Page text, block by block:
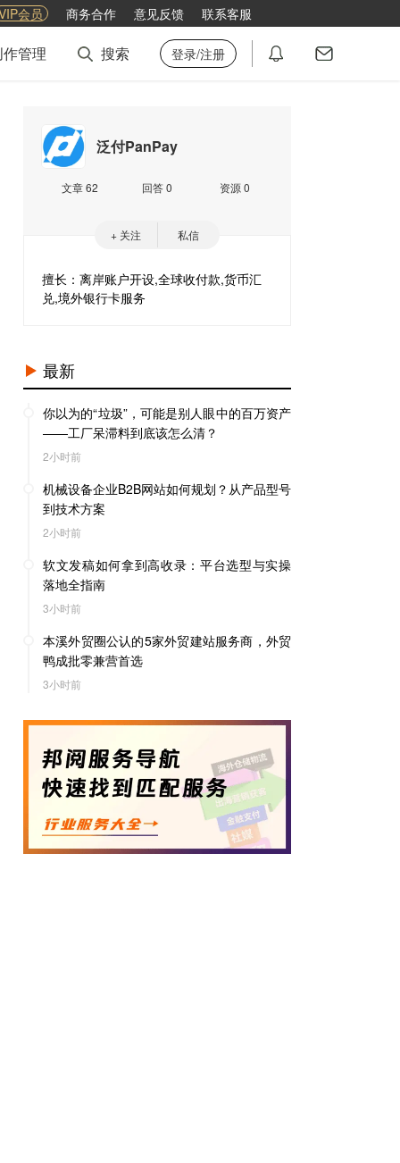
会员 商务合作 意见反馈 联系客服
管理 搜索 登录/注册
泛付PanPay
文章 62 回答 0 资源 0
+ 关注 私信
擅长：离岸账户开设,全球收付款,货币汇
兑,境外银行卡服务
最新
你以为的“垃圾”，可能是别人眼中的百万资产
——工厂呆滞料到底该怎么清？
2小时前
机械设备企业B2B网站如何规划？从产品型号
到技术方案
2小时前
软文发稿如何拿到高收录：平台选型与实操
落地全指南
3小时前
本溪外贸圈公认的5家外贸建站服务商，外贸
鸭成批零兼营首选
3小时前